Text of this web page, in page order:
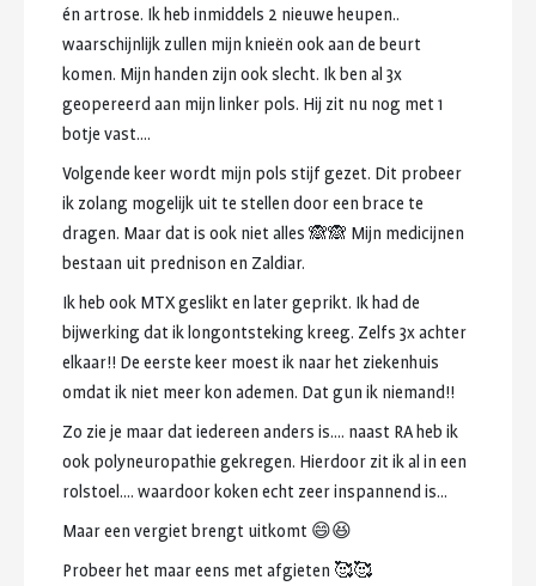
én artrose. Ik heb inmiddels 2 nieuwe heupen..
waarschijnlijk zullen mijn knieën ook aan de beurt
komen. Mijn handen zijn ook slecht. Ik ben al 3x
geopereerd aan mijn linker pols. Hij zit nu nog met 1
botje vast....
Volgende keerwordt mijn pols stijf gezet. Dit probeer
ik zolang mogelijk uit te stellen dooreen brace te
dragen. Maardat is ook niet alles 🙈🙈 Mijn medicijnen
bestaan uit prednison en Zaldiar.
Ik heb ook MTXgeslikt en latergeprikt. Ik had de
bijwerking dat ik longontsteking kreeg. Zelfs 3xachter
elkaar!! De eerste keer moest ik naarhet ziekenhuis
omdat ik niet meerkon ademen. Dat gun ik niemand!!
Zo zie je maardat iedereen anders is.... naast RAheb ik
ook polyneuropathie gekregen. Hierdoor zit ik al in een
rolstoel.... waardoorkoken echt zeerinspannend is...
Maareen vergiet brengt uitkomt 😄😆
Probeerhet maareens met afgieten 🥰🥰